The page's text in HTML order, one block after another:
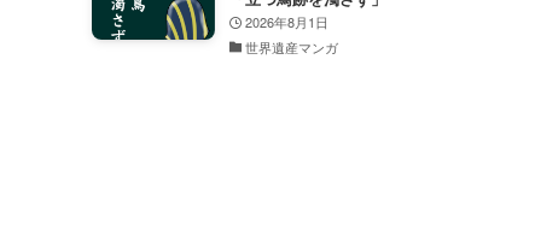
2026年8月1日
世界遺産マンガ